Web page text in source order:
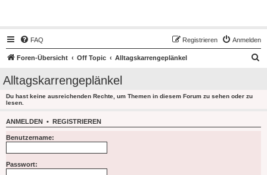
FAQ Anmelden
Registrieren
Foren-Übersicht Off Topic Alltagskarrengeplänkel
Alltagskarrengeplänkel
Du hast keine ausreichenden Rechte, um Themen in diesem Forum zu sehen oder zu
lesen.
ANMELDEN • REGISTRIEREN
Benutzername:
Passwort: